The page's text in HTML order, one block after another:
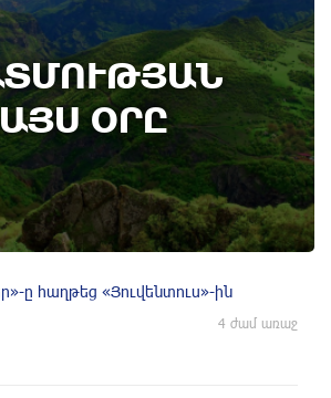
ՕՐԸ
of August
Գառնիի ճակատամարտը.
այս օրը (8 օգոստոս)
ը հաղթեց «Յուվենտուս»-ին
4 ժամ առաջ